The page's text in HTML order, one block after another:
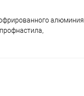
алюминия